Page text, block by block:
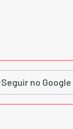
Seguir no Google